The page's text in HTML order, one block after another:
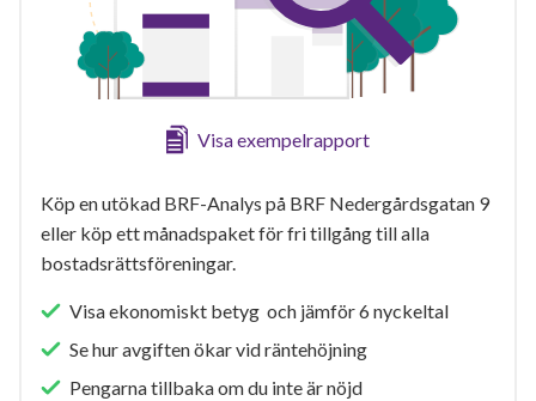
Visa exempelrapport
Köp en utökad BRF-Analys på BRF Nedergårdsgatan 9
eller köp ett månadspaket för fri tillgång till alla
bostadsrättsföreningar.
Visa ekonomiskt betyg och jämför 6 nyckeltal
Se hur avgiften ökar vid räntehöjning
Pengarna tillbaka om du inte är nöjd